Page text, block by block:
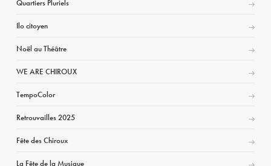
Quartiers Pluriels
Ilo citoyen
Noël au Théâtre
WE ARE CHIROUX
TempoColor
Retrouvailles 2025
Fête des Chiroux
La Fête de la Musique